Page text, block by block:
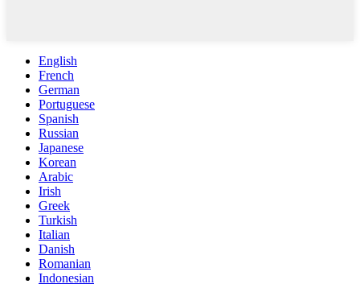
English
French
German
Portuguese
Spanish
Russian
Japanese
Korean
Arabic
Irish
Greek
Turkish
Italian
Danish
Romanian
Indonesian